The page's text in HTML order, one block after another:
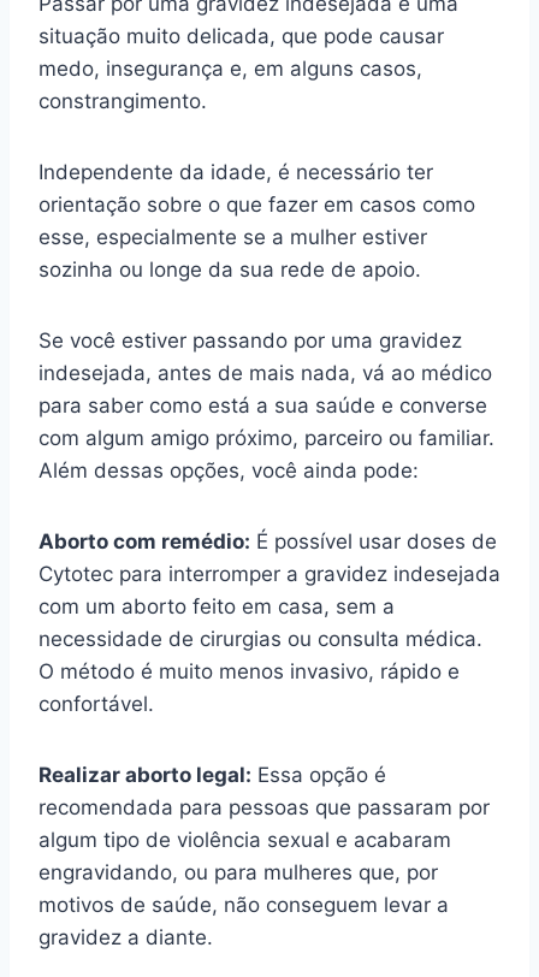
situação muito delicada, que pode causar
medo, insegurança e, em alguns casos,
constrangimento.
Independente da idade, é necessário ter
orientação sobre o que fazer em casos como
esse, especialmente se a mulher estiver
sozinha ou longe da sua rede de apoio.
Se você estiver passando por uma gravidez
indesejada, antes de mais nada, vá ao médico
para saber como está a sua saúde e converse
com algum amigo próximo, parceiro ou familiar.
Além dessas opções, você ainda pode:
Aborto com remédio: É possível usar doses de
Cytotec para interromper a gravidez indesejada
com um aborto feito em casa, sem a
necessidade de cirurgias ou consulta médica.
O método é muito menos invasivo, rápido e
confortável.
Realizar aborto legal: Essa opção é
recomendada para pessoas que passaram por
algum tipo de violência sexual e acabaram
engravidando, ou para mulheres que, por
motivos de saúde, não conseguem levar a
gravidez a diante.